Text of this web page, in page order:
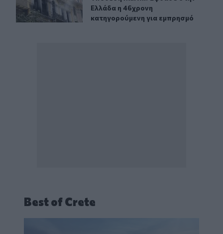
Ελλάδα η 46χρονη
κατηγορούμενη για εμπρησμό
Best of Crete